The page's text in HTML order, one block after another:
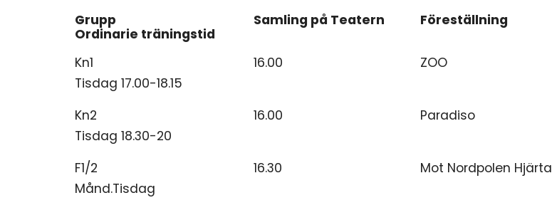
Grupp
Ordinarie träningstid
Samling på Teatern Föreställning
Grupp
Ordinarie träningstid
Samling på Teatern Föreställning
Kn1
Tisdag 17.00-18.15
16.00 ZOO
Kn2
Tisdag 18.30-20
16.00 Paradiso
F1/2
Månd.Tisdag
16.30 Mot Nordpolen Hjärta